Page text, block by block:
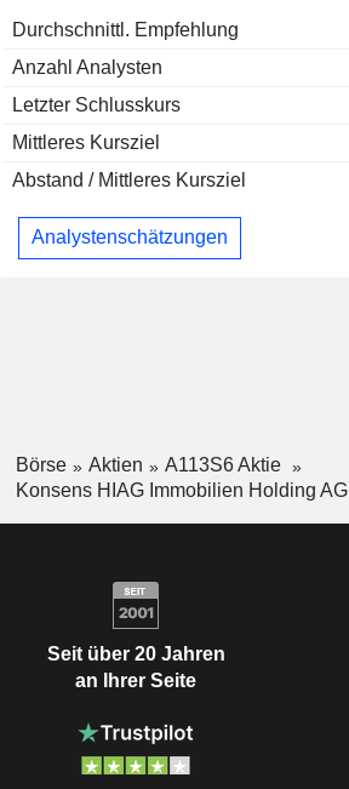
Durchschnittl. Empfehlung
Anzahl Analysten
Letzter Schlusskurs
Mittleres Kursziel
Abstand / Mittleres Kursziel
Analystenschätzungen
Börse Aktien
A113S6 Aktie
Konsens HIAG Immobilien Holding AG
Seit über 20 Jahren
an Ihrer Seite